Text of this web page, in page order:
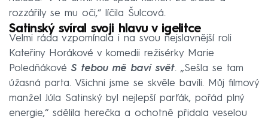
rozzářily se mu oči,“ líčila Šulcová.
Satinský svíral svoji hlavu v igelitce
Velmi ráda vzpomínala i na svou nejslavnější roli
Kateřiny Horákové v komedii režisérky Marie
Poledňákové S tebou mě baví svět. „Sešla se tam
úžasná parta. Všichni jsme se skvěle bavili. Můj filmový
manžel Júla Satinský byl nejlepší parťák, pořád plný
energie,“ sdělila herečka a ochotně přidala veselou